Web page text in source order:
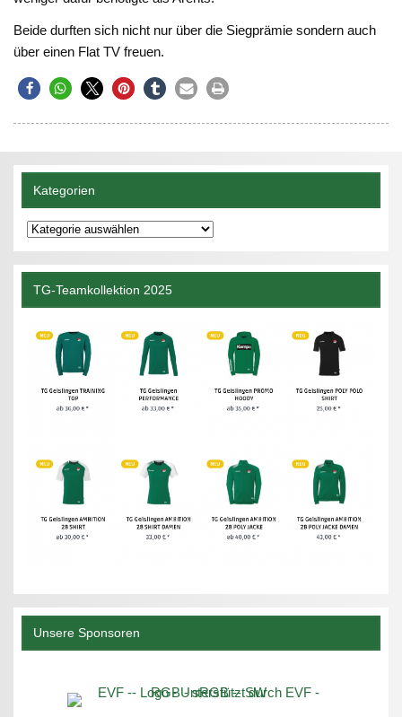
Beide durften sich nicht nur über die Siegprämie sondern auch
über einen Flat TV freuen.
Kategorien
Kategorien
TG-Teamkollektion 2025
Unsere Sponsoren